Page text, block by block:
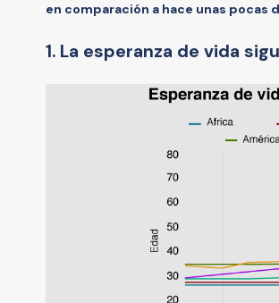
en comparación a hace unas pocas
1. La esperanza de vida